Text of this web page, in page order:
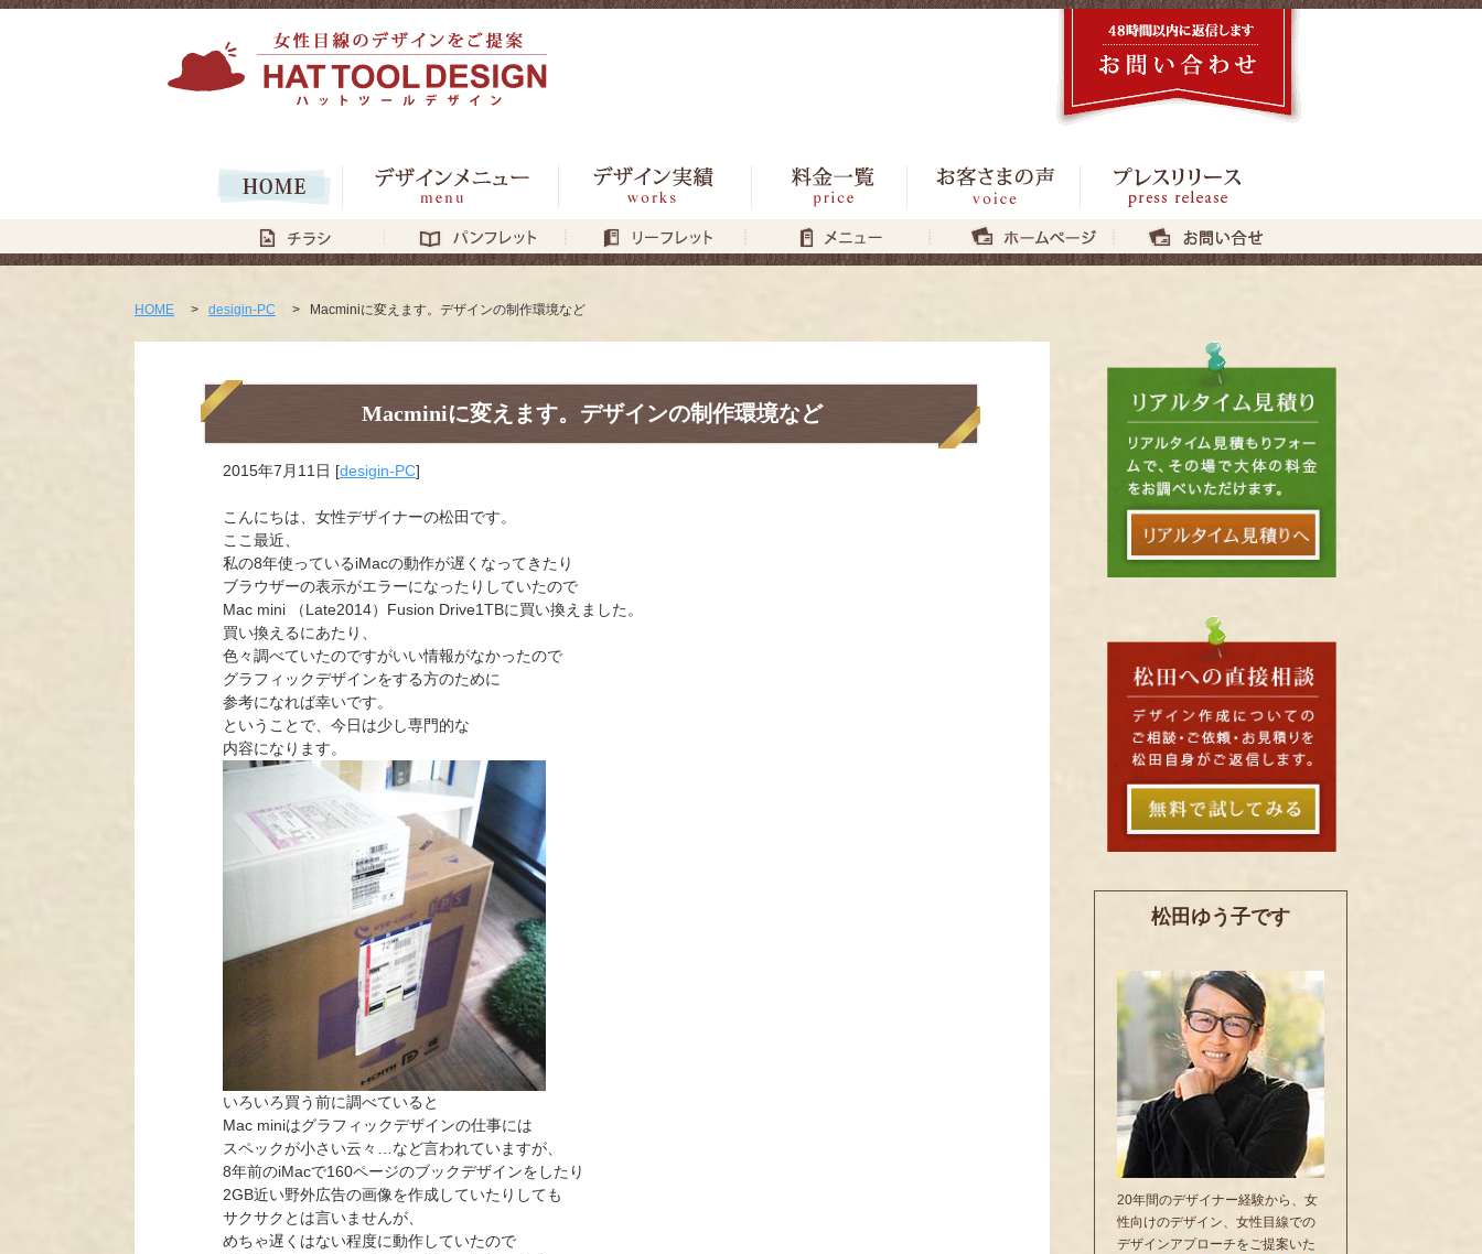
HOME > desigin-PC > Macminiに変えます。デザインの制作環境など
Macminiに変えます。デザインの制作環境など
2015年7月11日 [desigin-PC]
こんにちは、女性デザイナーの松田です。
ここ最近、
私の8年使っているiMacの動作が遅くなってきたり
ブラウザーの表示がエラーになったりしていたので
Mac mini （Late2014）Fusion Drive1TBに買い換えました。
買い換えるにあたり、
色々調べていたのですがいい情報がなかったので
グラフィックデザインをする方のために
参考になれば幸いです。
ということで、今日は少し専門的な
内容になります。
いろいろ買う前に調べていると
Mac miniはグラフィックデザインの仕事には
スペックが小さい云々…など言われていますが、
8年前のiMacで160ページのブックデザインをしたり
2GB近い野外広告の画像を作成していたりしても
サクサクとは言いませんが、
めちゃ遅くはない程度に動作していたので
松田ゆう子です
20年間のデザイナー経験から、女
性向けのデザイン、女性目線での
デザインアプローチをご提案いた